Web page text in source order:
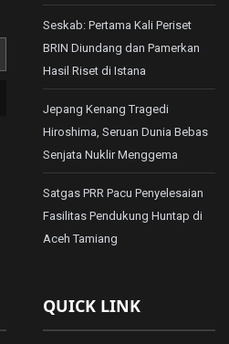
Seskab: Pertama Kali Periset
BRIN Diundang dan Pamerkan
Hasil Riset di Istana
Jepang Kenang Tragedi
Hiroshima, Seruan Dunia Bebas
Senjata Nuklir Menggema
Satgas PRR Pacu Penyelesaian
Fasilitas Pendukung Huntap di
Aceh Tamiang
QUICK LINK